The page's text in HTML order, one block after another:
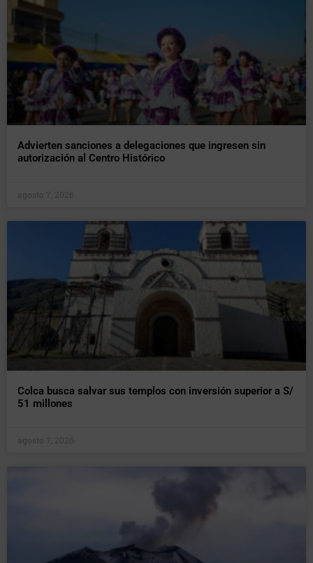
Advierten sanciones a delegaciones que ingresen sin
autorización al Centro Histórico
agosto 7, 2026
Colca busca salvar sus templos con inversión superior a S/
51 millones
agosto 7, 2026